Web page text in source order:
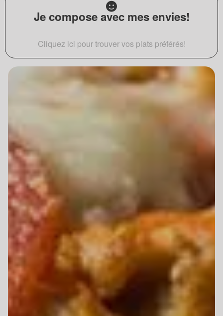
Je compose avec mes envies!
Cliquez ici pour trouver vos plats préférés!